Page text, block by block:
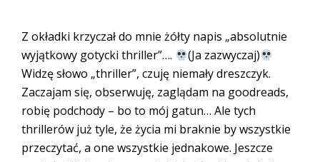
Z okładki krzyczał do mnie żółty napis „absolutnie
wyjątkowy gotycki thriller”….
(Ja zazwyczaj)
Widzę słowo „thriller”, czuję niemały dreszczyk.
Zaczajam się, obserwuję, zaglądam na goodreads,
robię podchody – bo to mój gatun… Ale tych
thrillerów już tyle, że życia mi braknie by wszystkie
przeczytać, a one wszystkie jednakowe. Jeszcze